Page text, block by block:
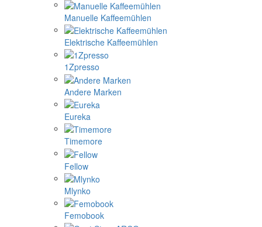
Manuelle Kaffeemühlen
Elektrische Kaffeemühlen
1Zpresso
Andere Marken
Eureka
Timemore
Fellow
Mlynko
Femobook